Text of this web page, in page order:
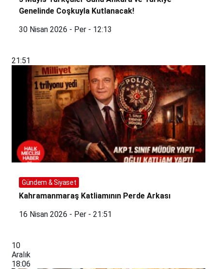
Genelinde Coşkuyla Kutlanacak!
30 Nisan 2026 - Per - 12:13
21:51
Gündem & Siyaset
Kahramanmaraş Katliamının Perde Arkası
16 Nisan 2026 - Per - 21:51
10
Aralık
18:06